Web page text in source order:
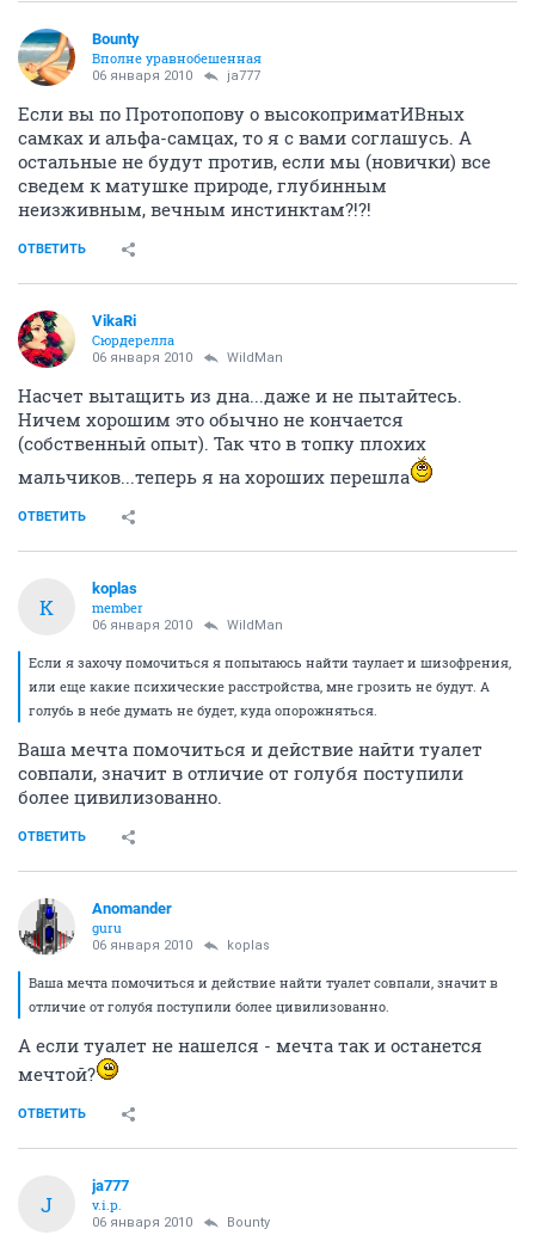
Bounty
Вполне уравнобешенная
06 января 2010 ja777
Если вы по Протопопову о высокоприматИВных
самках и альфа-самцах, то я с вами соглашусь. А
остальные не будут против, если мы (новички) все
сведем к матушке природе, глубинным
неизживным, вечным инстинктам?!?!
ОТВЕТИТЬ
VikaRi
Сюрдерелла
06 января 2010 WildMan
Насчет вытащить из дна...даже и не пытайтесь.
Ничем хорошим это обычно не кончается
(собственный опыт). Так что в топку плохих
мальчиков...теперь я на хороших перешла
ОТВЕТИТЬ
K
koplas
member
06 января 2010 WildMan
Если я захочу помочиться я попытаюсь найти таулает и шизофрения,
или еще какие психические расстройства, мне грозить не будут. А
голубь в небе думать не будет, куда опорожняться.
Ваша мечта помочиться и действие найти туалет
совпали, значит в отличие от голубя поступили
более цивилизованно.
ОТВЕТИТЬ
Anomander
guru
06 января 2010 koplas
Ваша мечта помочиться и действие найти туалет совпали, значит в
отличие от голубя поступили более цивилизованно.
А если туалет не нашелся - мечта так и останется
мечтой?
ОТВЕТИТЬ
J
ja777
v.i.p.
06 января 2010 Bounty